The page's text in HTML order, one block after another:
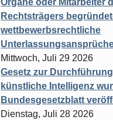
Organe oder Mitarbeiter
Rechtsträgers
wettbewerbsrechtliche
Mittwoch, Juli 29 2026
Gesetz zur
künstliche Intelligenz
Bundesgesetzblatt
Dienstag, Juli 28 2026